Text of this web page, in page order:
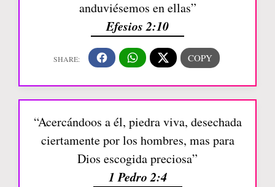
anduviésemos en ellas”
Efesios 2:10
“Acercándoos a él, piedra viva, desechada
ciertamente por los hombres, mas para
Dios escogida preciosa”
1 Pedro 2:4